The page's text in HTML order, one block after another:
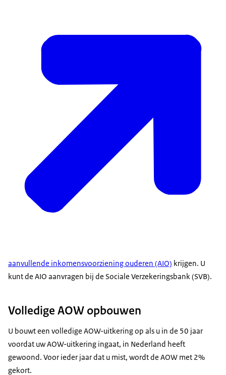
aanvullende inkomensvoorziening ouderen (AIO) krijgen. U
kunt de AIO aanvragen bij de Sociale Verzekeringsbank (SVB).
Volledige AOW opbouwen
U bouwt een volledige AOW-uitkering op als u in de 50 jaar
voordat uw AOW-uitkering ingaat, in Nederland heeft
gewoond. Voor ieder jaar dat u mist, wordt de AOW met 2%
gekort.